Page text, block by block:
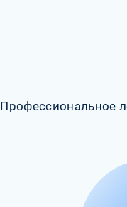
Профессиональное